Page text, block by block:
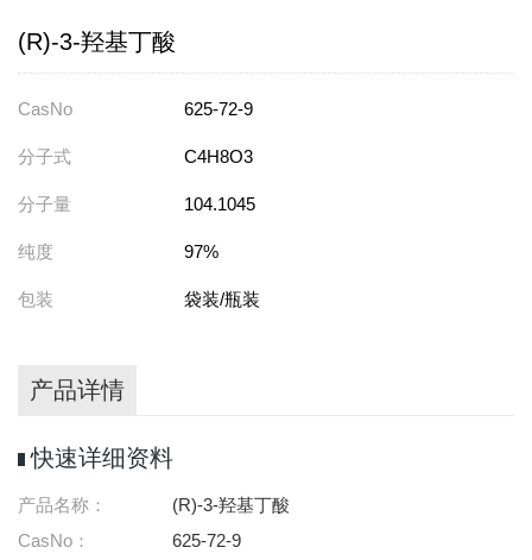
(R)-3-羟基丁酸
CasNo 625-72-9
分子式 C4H8O3
分子量 104.1045
纯度 97%
包装 袋装/瓶装
产品详情
快速详细资料
产品名称：
(R)-3-羟基丁酸
CasNo：
625-72-9